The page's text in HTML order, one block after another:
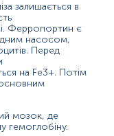
в печінці
прояви,
та третього
та
заліза.
протягом
залишається в
Ферропортин є
насосом,
Перед
на Fe3+. Потім
мозок, де
гемоглобіну.